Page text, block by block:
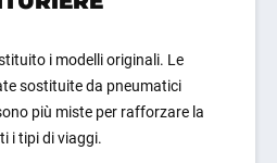
i modelli originali. Le
sostituite da pneumatici
più miste per rafforzare la
i tipi di viaggi.